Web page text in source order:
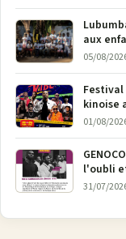
aux
05/08/
Festival
kinoise
urbaine
01/08/
l'oubli
la
31/07/